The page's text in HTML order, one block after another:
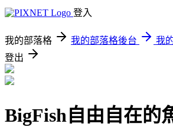
登入
我的部落格 我的部落格後台
我
登出
BigFish自由自在的